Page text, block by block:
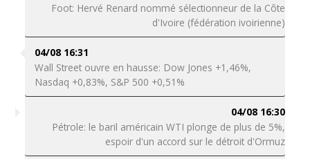
Foot: Hervé Renard nommé sélectionneur de la Côte
d'Ivoire (fédération ivoirienne)
04/08 16:31
Wall Street ouvre en hausse: Dow Jones +1,46%,
Nasdaq +0,83%, S&P 500 +0,51%
04/08 16:30
Pétrole: le baril américain WTI plonge de plus de 5%,
espoir d'un accord sur le détroit d'Ormuz